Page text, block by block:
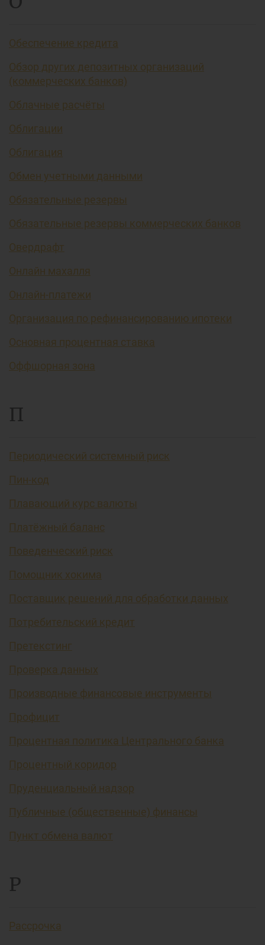
Обеспечение кредита
Обзор других депозитных организаций
(коммерческих банков)
Облачные расчёты
Облигации
Облигация
Обмен учетными данными
Обязательные резервы
Обязательные резервы коммерческих банков
Овердрафт
Онлайн махалля
Онлайн-платежи
Организация по рефинансированию ипотеки
Основная процентная ставка
Оффшорная зона
П
Периодический системный риск
Пин-код
Плавающий курс валюты
Платёжный баланс
Поведенческий риск
Помощник хокима
Поставщик решений для обработки данных
Потребительский кредит
Претекстинг
Проверка данных
Производные финансовые инструменты
Профицит
Процентная политика Центрального банка
Процентный коридор
Пруденциальный надзор
Публичные (общественные) финансы
Пункт обмена валют
Р
Рассрочка